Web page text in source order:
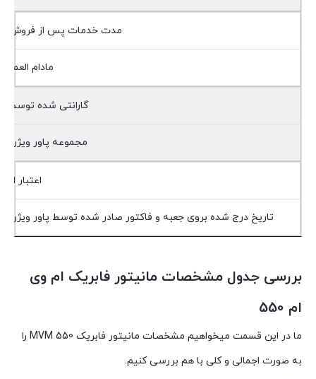
مدت خدمات پس از فروش
مادام العمر
گارانتی شده توسط
مجموعه پاور ویژن
اعتبار از
تاریخ درج شده بروی جعبه و فاکتور صادر شده توسط پاور ویژن
بررسی جدول مشخصات مانیتور فابریک ام وی
ام 550
ما در این قسمت میخواهیم مشخصات مانیتور فابریک MVM 550 را
به صورت اجمالی و کلی با هم بررسی کنیم.